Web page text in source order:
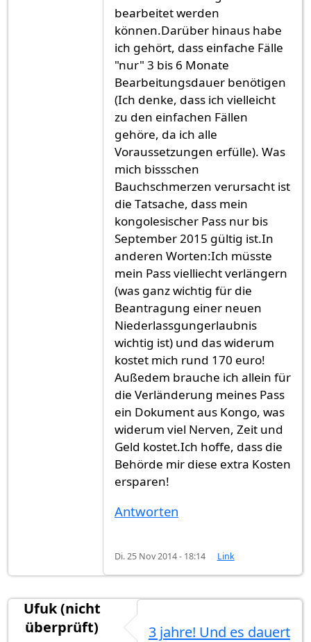
bearbeitet werden
können.Darüber hinaus habe
ich gehört, dass einfache Fälle
"nur" 3 bis 6 Monate
Bearbeitungsdauer benötigen
(Ich denke, dass ich vielleicht
zu den einfachen Fällen
gehöre, da ich alle
Voraussetzungen erfülle). Was
mich bissschen
Bauchschmerzen verursacht ist
die Tatsache, dass mein
kongolesischer Pass nur bis
September 2015 gültig ist.In
anderen Worten:Ich müsste
mein Pass vielliecht verlängern
(was ganz wichtig für die
Beantragung einer neuen
Niederlassgungerlaubnis
wichtig ist) und das widerum
kostet mich rund 170 euro!
Außedem brauche ich allein für
die Verländerung meines Pass
ein Dokument aus Kongo, was
widerum viel Nerven, Zeit und
Geld kostet.Ich hoffe, dass die
Behörde mir diese extra Kosten
ersparen!
Antworten
Di. 25 Nov 2014 - 18:14 Link
Ufuk (nicht
überprüft)
3 jahre! Und es dauert